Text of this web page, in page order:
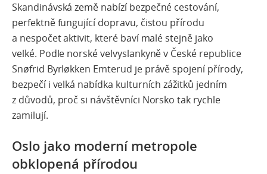
Skandinávská země nabízí bezpečné cestování,
perfektně fungující dopravu, čistou přírodu
a nespočet aktivit, které baví malé stejně jako
velké. Podle norské velvyslankyně v České republice
Snøfrid Byrløkken Emterud je právě spojení přírody,
bezpečí i velká nabídka kulturních zážitků jedním
z důvodů, proč si návštěvníci Norsko tak rychle
zamilují.
Oslo jako moderní metropole
obklopená přírodou